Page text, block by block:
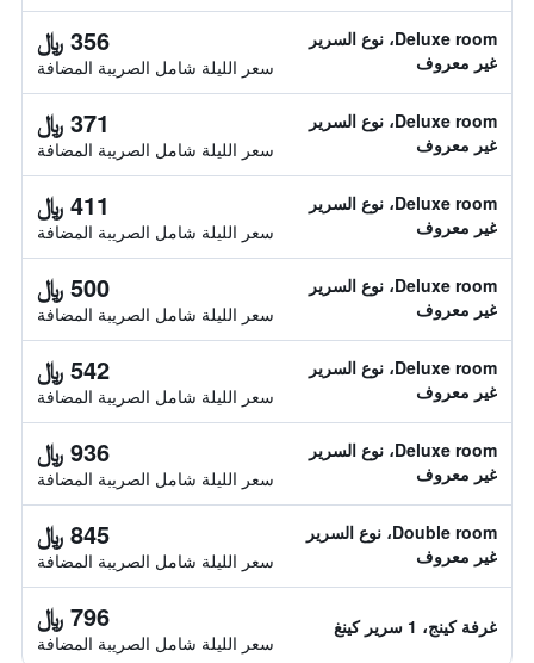
Deluxe room، نوع السرير
غير معروف
356 ﷼
سعر الليلة شامل الصريبة المضافة
Deluxe room، نوع السرير
غير معروف
371 ﷼
سعر الليلة شامل الصريبة المضافة
Deluxe room، نوع السرير
غير معروف
411 ﷼
سعر الليلة شامل الصريبة المضافة
Deluxe room، نوع السرير
غير معروف
500 ﷼
سعر الليلة شامل الصريبة المضافة
Deluxe room، نوع السرير
غير معروف
542 ﷼
سعر الليلة شامل الصريبة المضافة
Deluxe room، نوع السرير
غير معروف
936 ﷼
سعر الليلة شامل الصريبة المضافة
Double room، نوع السرير
غير معروف
845 ﷼
سعر الليلة شامل الصريبة المضافة
غرفة كينج، 1 سرير كينغ 796 ﷼
سعر الليلة شامل الصريبة المضافة